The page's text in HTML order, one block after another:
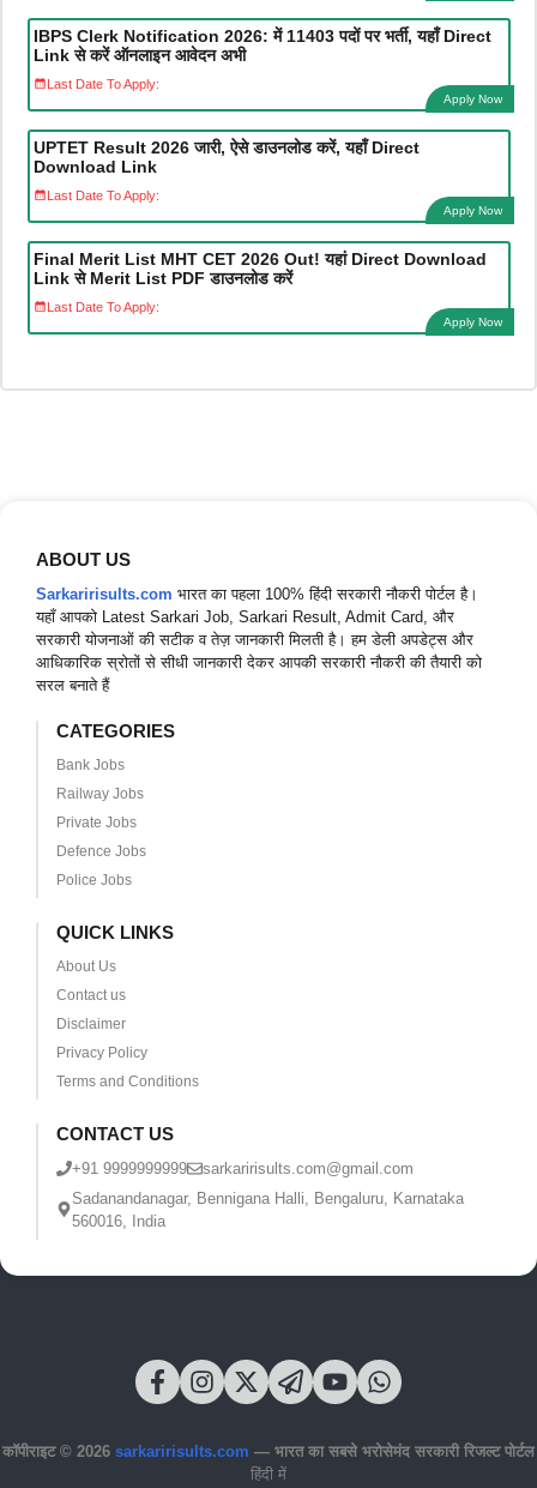
IBPS Clerk Notification 2026: में 11403 पदों पर भर्ती, यहाँ Direct
Link से करें ऑनलाइन आवेदन अभी
Last Date To Apply:
Apply Now
UPTET Result 2026 जारी, ऐसे डाउनलोड करें, यहाँ Direct
Download Link
Last Date To Apply:
Apply Now
Final Merit List MHT CET 2026 Out! यहां Direct Download
Link से Merit List PDF डाउनलोड करें
Last Date To Apply:
Apply Now
ABOUT US
Sarkaririsults.com भारत का पहला 100% हिंदी सरकारी नौकरी पोर्टल है।
यहाँ आपको Latest Sarkari Job, Sarkari Result, Admit Card, और
सरकारी योजनाओं की सटीक व तेज़ जानकारी मिलती है। हम डेली अपडेट्स और
आधिकारिक स्रोतों से सीधी जानकारी देकर आपकी सरकारी नौकरी की तैयारी को
सरल बनाते हैं
CATEGORIES
Bank Jobs
Railway Jobs
Private Jobs
Defence Jobs
Police Jobs
QUICK LINKS
About Us
Contact us
Disclaimer
Privacy Policy
Terms and Conditions
CONTACT US
+91 9999999999
sarkaririsults.com@gmail.com
Sadanandanagar, Bennigana Halli, Bengaluru, Karnataka
560016, India
कॉपीराइट © 2026 sarkaririsults.com — भारत का सबसे भरोसेमंद सरकारी रिजल्ट पोर्टल
हिंदी में